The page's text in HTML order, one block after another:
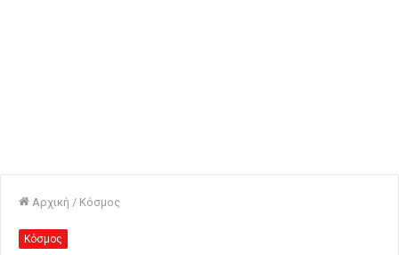
Αρχική / Κόσμος
Κόσμος